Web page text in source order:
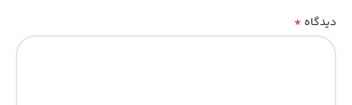
دیدگاه *